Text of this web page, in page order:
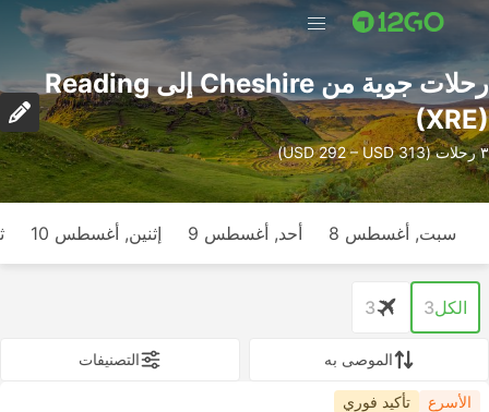
رحلات جوية من Cheshire إلى Reading
(XRE)
٣ رحلات (USD 292 – USD 313)
سبت, أغسطس 8 أحد, أغسطس 9 إثنين, أغسطس 10
الكل3
3
الموصى به التصنيفات
الأسرع تأكيد فوري